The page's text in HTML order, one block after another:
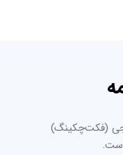
(فکت‌چکینگ)